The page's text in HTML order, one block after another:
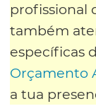
profissional
também
específicas
Orçamento
a tua